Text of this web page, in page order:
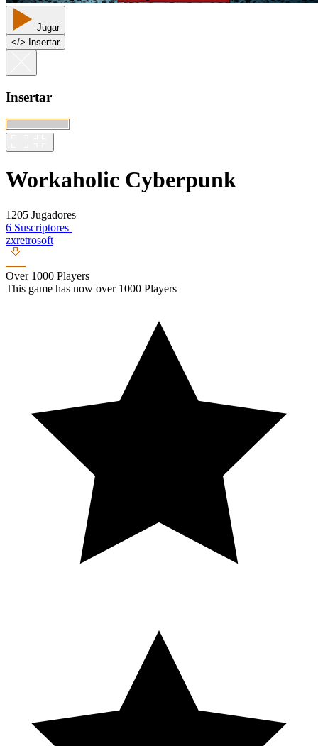
Jugar
</> Insertar
Insertar
Workaholic Cyberpunk
1205 Jugadores
6 Suscriptores
zxretrosoft
Over 1000 Players
This game has now over 1000 Players